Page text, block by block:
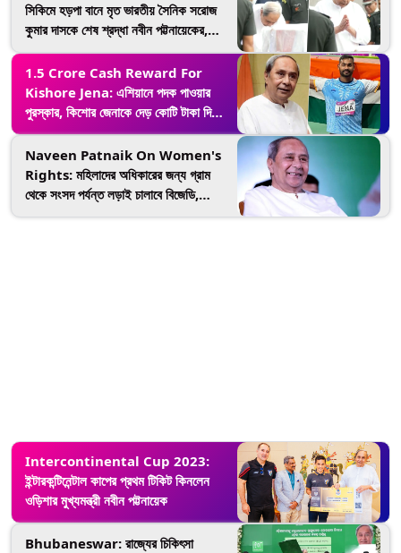
সিকিমে হড়পা বানে মৃত ভারতীয় সৈনিক সরোজ
কুমার দাসকে শেষ শ্রদ্ধা নবীন পট্টনায়েকের,
ভিডিয়ো
1.5 Crore Cash Reward For
Kishore Jena: এশিয়ানে পদক পাওয়ার
পুরস্কার, কিশোর জেনাকে দেড় কোটি টাকা দিচ্ছে
ওড়িশার সরকার
Naveen Patnaik On Women's
Rights: মহিলাদের অধিকারের জন্য গ্রাম
থেকে সংসদ পর্যন্ত লড়াই চালাবে বিজেডি,
Intercontinental Cup 2023:
ইন্টারকন্টিনেন্টাল কাপের প্রথম টিকিট কিনলেন
ওড়িশার মুখ্যমন্ত্রী নবীন পট্টনায়েক
Bhubaneswar: রাজ্যের চিকিৎসা